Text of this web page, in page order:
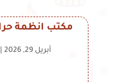
مكتب انظمة حرائق
أبريل 29, 2026